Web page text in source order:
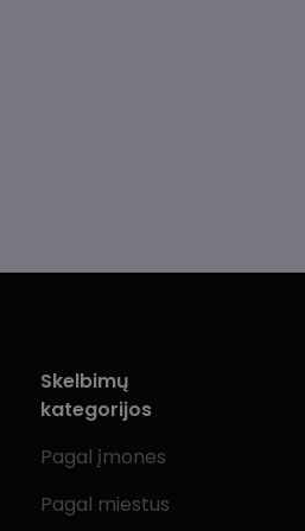
Skelbimų
kategorijos
Pagal įmones
Pagal miestus